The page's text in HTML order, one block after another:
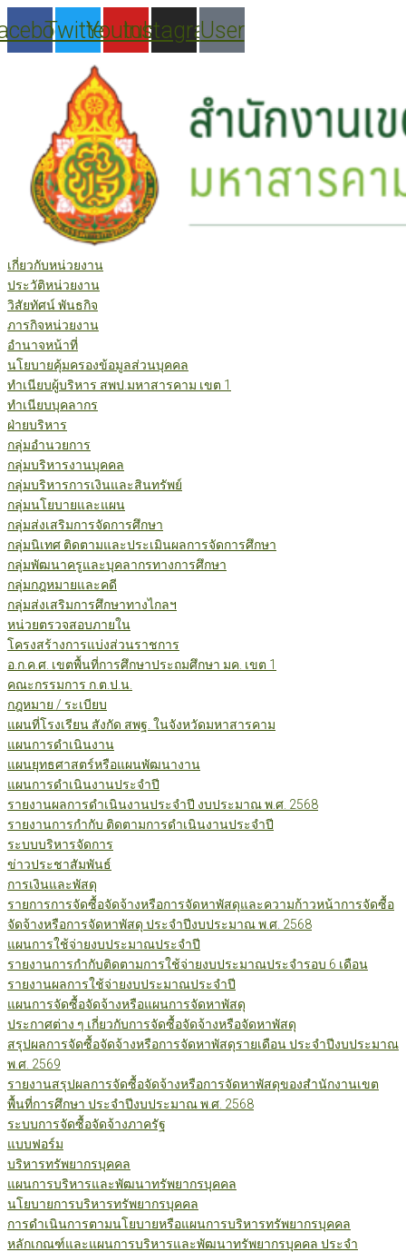
to
content
TwitterYoutube
Instagram
User
เกี่ยวกับหน่วยงาน
ประวัติหน่วยงาน
วิสัยทัศน์ พันธกิจ
ภารกิจหน่วยงาน
อำนาจหน้าที่
นโยบายคุ้มครองข้อมูลส่วนบุคคล
ทำเนียบผู้บริหาร สพป.มหาสารคาม เขต 1
ทำเนียบบุคลากร
ฝ่ายบริหาร
กลุ่มอำนวยการ
กลุ่มบริหารงานบุคคล
กลุ่มบริหารการเงินและสินทรัพย์
กลุ่มนโยบายและแผน
กลุ่มส่งเสริมการจัดการศึกษา
กลุ่มนิเทศ ติดตามและประเมินผลการจัดการศึกษา
กลุ่มพัฒนาครูและบุคลากรทางการศึกษา
กลุ่มกฎหมายและคดี
กลุ่มส่งเสริมการศึกษาทางไกลฯ
หน่วยตรวจสอบภายใน
โครงสร้างการแบ่งส่วนราชการ
อ.ก.ค.ศ. เขตพื้นที่การศึกษาประถมศึกษา มค. เขต 1
คณะกรรมการ ก.ต.ป.น.
กฎหมาย / ระเบียบ
แผนที่โรงเรียน สังกัด สพฐ. ในจังหวัดมหาสารคาม
แผนการดำเนินงาน
แผนยุทธศาสตร์หรือแผนพัฒนางาน
แผนการดำเนินงานประจำปี
รายงานผลการดำเนินงานประจำปี งบประมาณ พ.ศ. 2568
รายงานการกำกับ ติดตามการดำเนินงานประจำปี
ระบบบริหารจัดการ
ข่าวประชาสัมพันธ์
การเงินและพัสดุ
รายการการจัดซื้อจัดจ้างหรือการจัดหาพัสดุและความก้าวหน้าการจัดซื้อ
จัดจ้างหรือการจัดหาพัสดุ ประจำปีงบประมาณ พ.ศ. 2568
แผนการใช้จ่ายงบประมาณประจำปี
รายงานการกำกับติดตามการใช้จ่ายงบประมาณประจำรอบ 6 เดือน
รายงานผลการใช้จ่ายงบประมาณประจำปี
แผนการจัดซื้อจัดจ้างหรือแผนการจัดหาพัสดุ
ประกาศต่าง ๆ เกี่ยวกับการจัดซื้อจัดจ้างหรือจัดหาพัสดุ
สรุปผลการจัดซื้อจัดจ้างหรือการจัดหาพัสดุรายเดือน ประจำปีงบประมาณ
พ.ศ. 2569
รายงานสรุปผลการจัดซื้อจัดจ้างหรือการจัดหาพัสดุของสำนักงานเขต
พื้นที่การศึกษา ประจำปีงบประมาณ พ.ศ. 2568
ระบบการจัดซื้อจัดจ้างภาครัฐ
แบบฟอร์ม
บริหารทรัพยากรบุคคล
แผนการบริหารและพัฒนาทรัพยากรบุคคล
นโยบายการบริหารทรัพยากรบุคคล
การดำเนินการตามนโยบายหรือแผนการบริหารทรัพยากรบุคคล
หลักเกณฑ์และแผนการบริหารและพัฒนาทรัพยากรบุคคล ประจำ